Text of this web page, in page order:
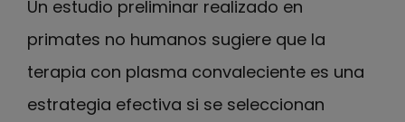
Un estudio preliminar realizado en
primates no humanos sugiere que la
terapia con plasma convaleciente es una
estrategia efectiva si se seleccionan